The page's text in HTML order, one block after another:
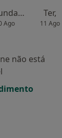
Segunda-feira
Ago
Ter,
11 Ago
não está